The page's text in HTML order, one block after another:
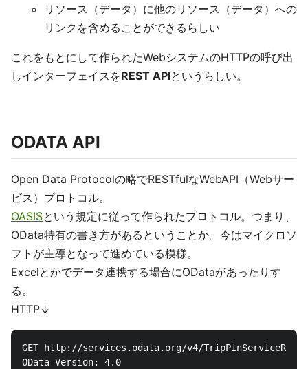
リソース（データ）に他のリソース（データ）への
リンクを含めることができるらしい
これをもとにして作られたWebシステムのHTTPの呼び出
しインターフェイスをREST APIというらしい。
ODATA API
Open Data Protocolの略でRESTfulなWebAPI（Webサー
ビス）プロトコル。
OASISという規定に従って作られたプロトコル。つまり、
OData特有の書き方があるということか。今はマイクロソ
フトが主導となって進めている模様。
Excelとかでデータ連携する場合にODataがあったりす
る。
HTTP↓
GET http://services.odata.org/v4/TripPinServiceRW/
OData-Version: 4.0